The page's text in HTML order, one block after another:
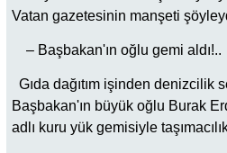
Vatan gazetesinin manşeti
– Başbakan'ın oğlu gemi aldı!..
Gıda dağıtım işinden denizcilik
Başbakan'ın büyük oğlu Burak
adlı kuru yük gemisiyle